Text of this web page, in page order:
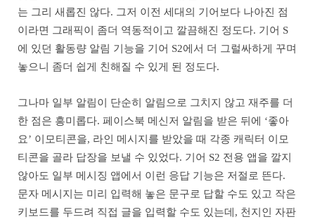
는 그리 새롭진 않다. 그저 이전 세대의 기어보다 나아진 점
이라면 그래픽이 좀더 역동적이고 깔끔해진 정도다. 기어 S
에 있던 활동량 알림 기능을 기어 S2에서 더 그럴싸하게 꾸며
놓으니 좀더 쉽게 친해질 수 있게 된 정도다.
그나마 일부 알림이 단순히 알림으로 그치지 않고 재주를 더
한 점은 흥미롭다. 페이스북 메신저 알림을 받은 뒤에 ‘좋아
요’ 이모티콘을, 라인 메시지를 받았을 때 각종 캐릭터 이모
티콘을 골라 답장을 보낼 수 있었다. 기어 S2 전용 앱을 깔지
않아도 일부 메시징 앱에서 이런 응답 기능은 저절로 뜬다.
문자 메시지는 미리 입력해 놓은 문구로 답할 수도 있고 작은
키보드를 두드려 직접 글을 입력할 수도 있는데, 천지인 자판